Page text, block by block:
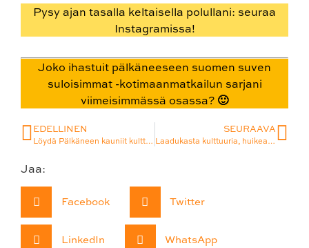
Pysy ajan tasalla keltaisella polullani: seuraa
Instagramissa!
Joko ihastuit pälkäneeseen suomen suven
suloisimmat -kotimaanmatkailun sarjani
viimeisimmässä osassa? 🙂
EDELLINEN
Löydä Pälkäneen kauniit kulttuurireitit ja ihastu Laitikkalan makukylään
SEURAAVA
Laadukasta kulttuuria, huikeaa luontoa ja valtavasti kaunista keltaista – rakastu Kajaanin kesään
Jaa:
Facebook Twitter
LinkedIn WhatsApp